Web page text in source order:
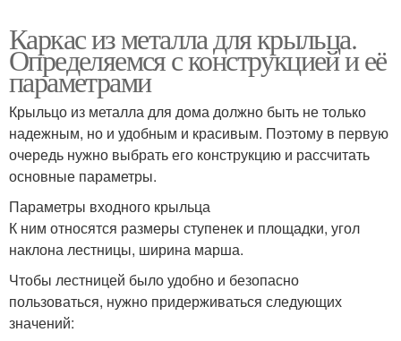
Каркас из металла для крыльца.
Определяемся с конструкцией и её
параметрами
Крыльцо из металла для дома должно быть не только
надежным, но и удобным и красивым. Поэтому в первую
очередь нужно выбрать его конструкцию и рассчитать
основные параметры.
Параметры входного крыльца
К ним относятся размеры ступенек и площадки, угол
наклона лестницы, ширина марша.
Чтобы лестницей было удобно и безопасно
пользоваться, нужно придерживаться следующих
значений: